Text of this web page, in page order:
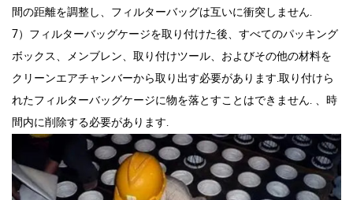
間の距離を調整し、フィルターバッグは互いに衝突しません.
7）フィルターバッグケージを取り付けた後、すべてのパッキング
ボックス、メンブレン、取り付けツール、およびその他の材料を
クリーンエアチャンバーから取り出す必要があります.取り付けら
れたフィルターバッグケージに物を落とすことはできません. 、時
間内に削除する必要があります.